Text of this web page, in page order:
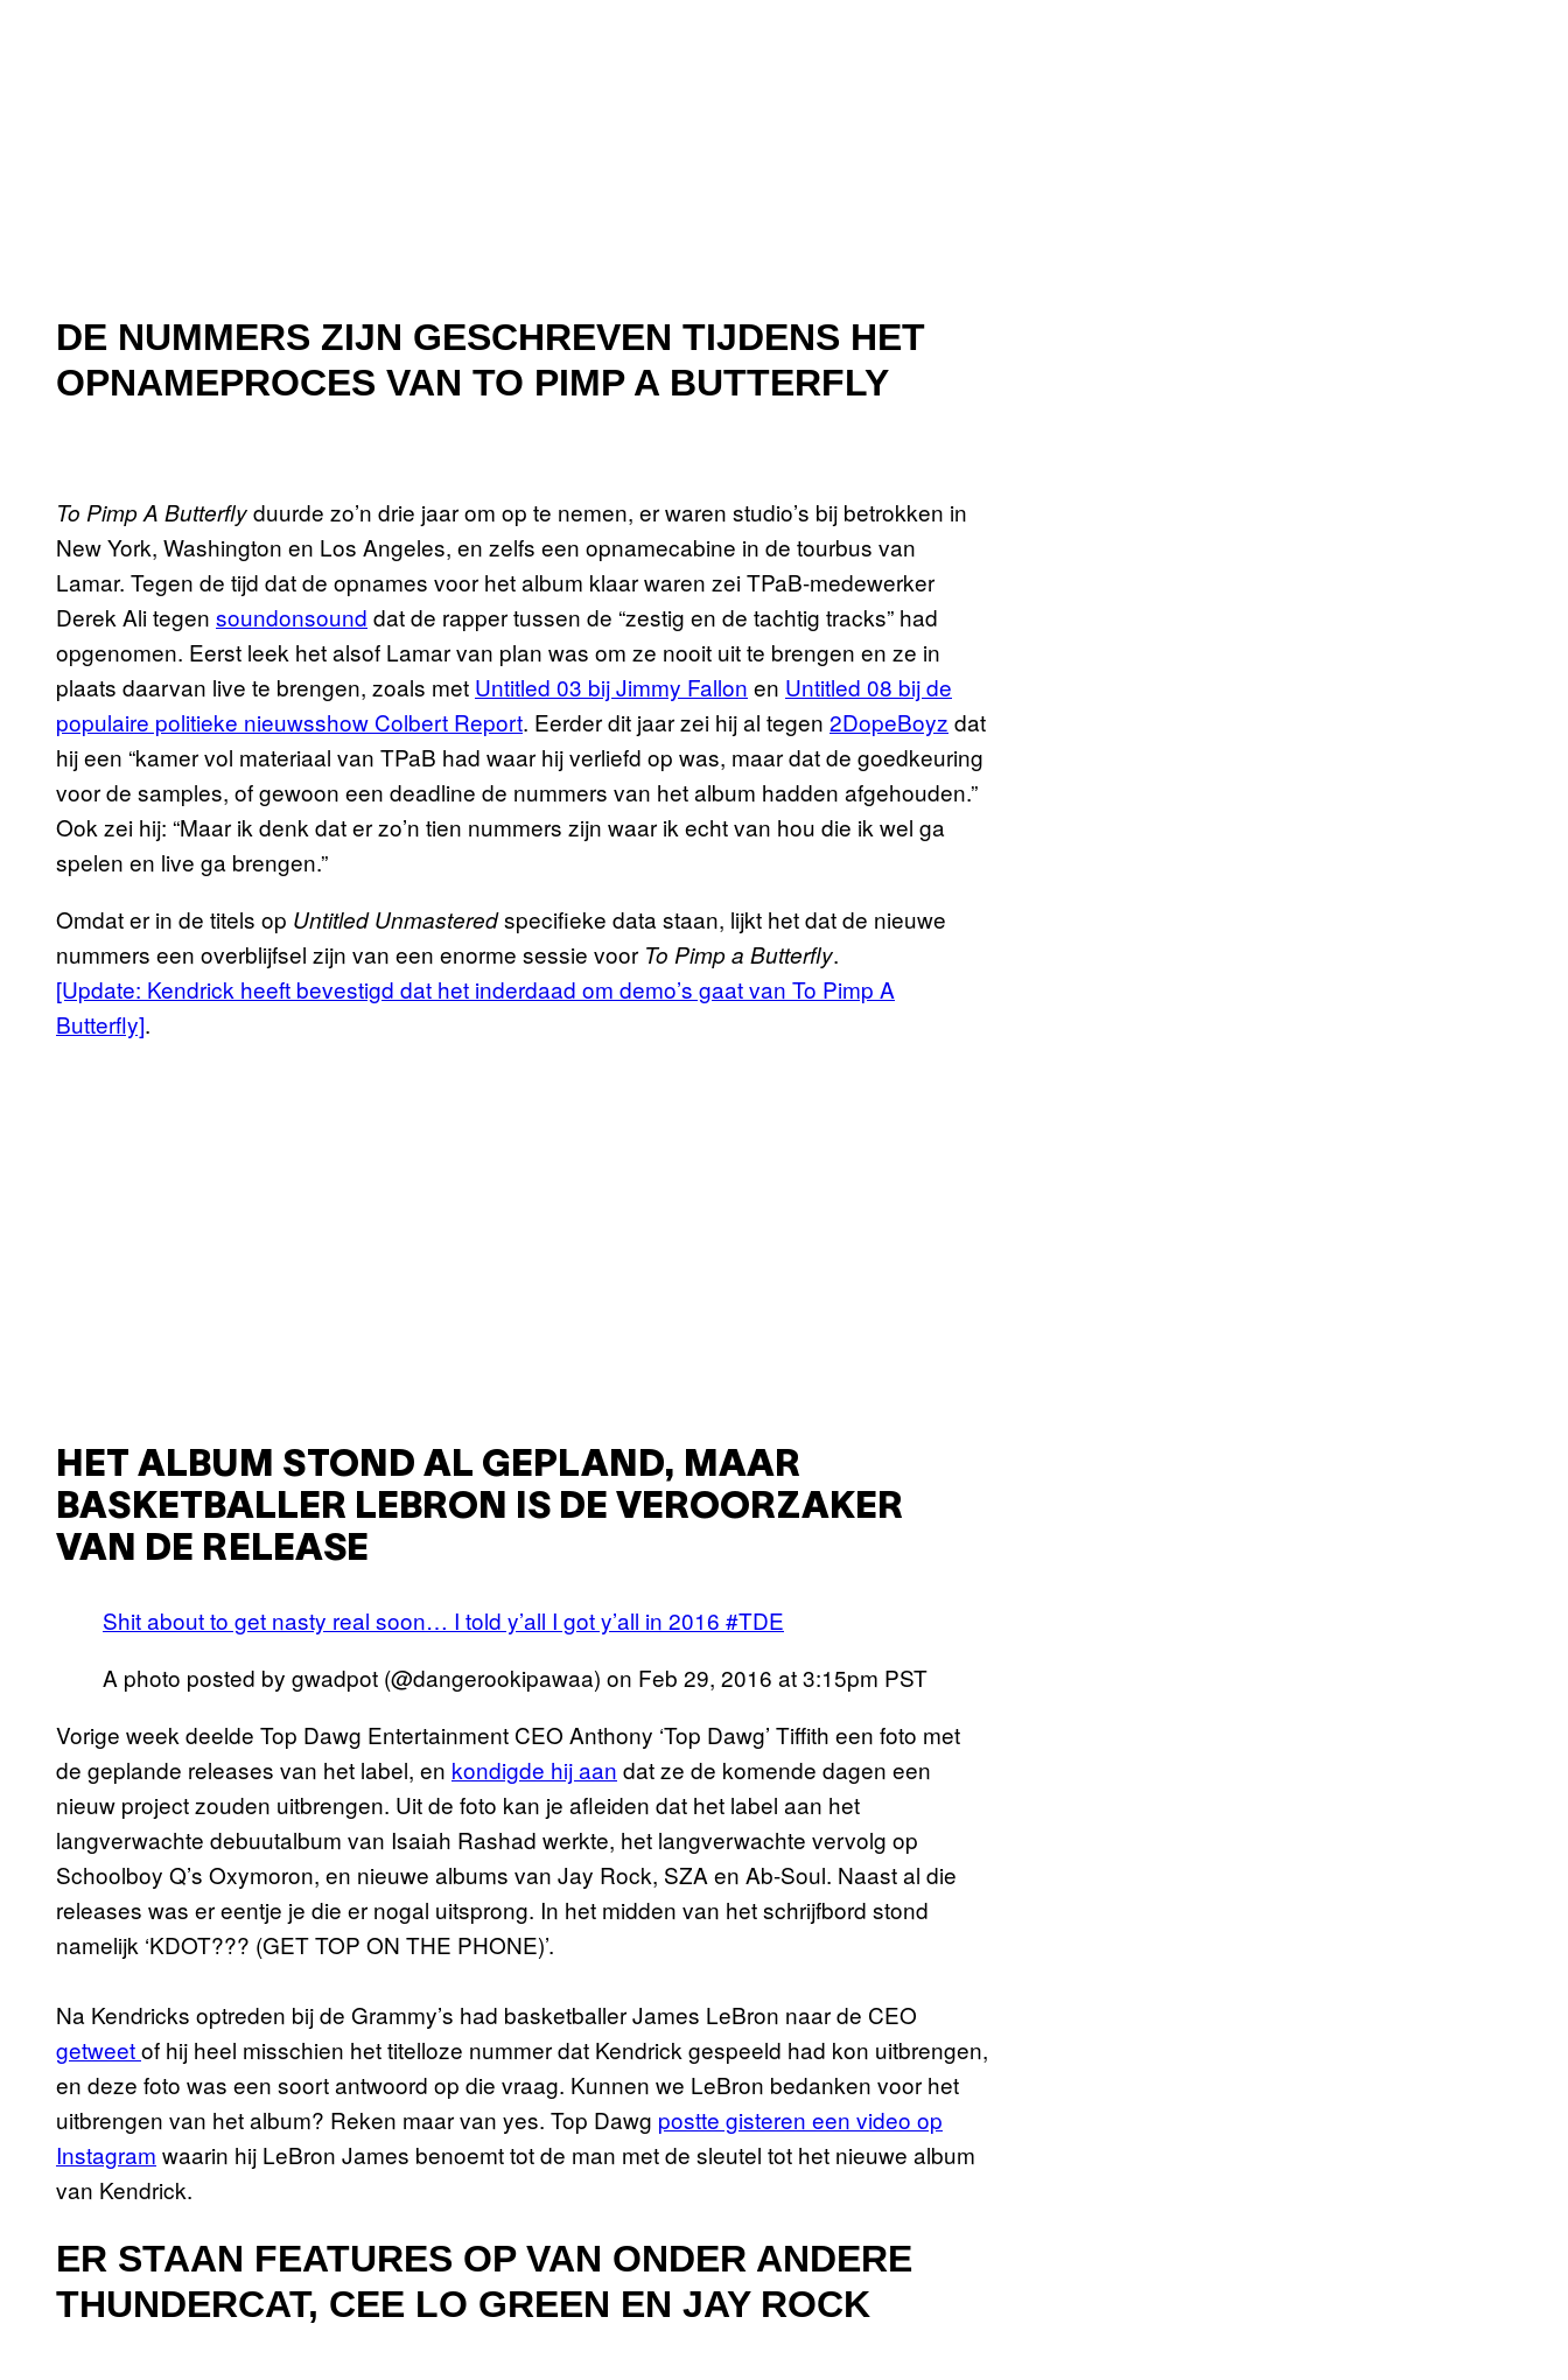
DE NUMMERS ZIJN GESCHREVEN TIJDENS HET
OPNAMEPROCES VAN TO PIMP A BUTTERFLY
To Pimp A Butterflyduurde zo’n drie jaar om op te nemen, er waren studio’s bij betrokken in
New York, Washington en Los Angeles, en zelfs een opnamecabine in de tourbus van
Lamar. Tegen de tijd dat de opnames voor het album klaar waren zei TPaB-medewerker
Derek Ali tegen soundonsound dat de rapper tussen de “zestig en de tachtig tracks” had
opgenomen. Eerst leek het alsof Lamar van plan was om ze nooit uit te brengen en ze in
plaats daarvan live te brengen, zoals met Untitled 03 bij Jimmy Fallon en Untitled 08 bij de
populaire politieke nieuwsshow Colbert Report. Eerder dit jaar zei hij al tegen 2DopeBoyz dat
hij een “kamer vol materiaal van TPaB had waar hij verliefd op was, maar dat de goedkeuring
voor de samples, of gewoon een deadline de nummers van het album hadden afgehouden.”
Ook zei hij: “Maar ik denk dat er zo’n tien nummers zijn waar ik echt van hou die ik wel ga
spelen en live ga brengen.”
Omdat er in de titels op Untitled Unmasteredspecifieke data staan, lijkt het dat de nieuwe
nummers een overblijfsel zijn van een enorme sessie voor To Pimp a Butterfly.
[Update: Kendrick heeft bevestigd dat het inderdaad om demo’s gaat van To Pimp A
Butterfly].
HET ALBUM STOND AL GEPLAND, MAAR
BASKETBALLER LEBRON IS DE VEROORZAKER
VAN DE RELEASE
Shit about to get nasty real soon… I told y’all I got y’all in 2016 #TDE
A photo posted by gwadpot (@dangerookipawaa) on Feb 29, 2016 at 3:15pm PST
Vorige week deelde Top Dawg Entertainment CEO Anthony ‘Top Dawg’ Tiffith een foto met
de geplande releases van het label, en kondigde hij aan dat ze de komende dagen een
nieuw project zouden uitbrengen. Uit de foto kan je afleiden dat het label aan het
langverwachte debuutalbum van Isaiah Rashad werkte, het langverwachte vervolg op
Schoolboy Q’s Oxymoron, en nieuwe albums van Jay Rock, SZA en Ab-Soul. Naast al die
releases was er eentje je die er nogal uitsprong. In het midden van het schrijfbord stond
namelijk ‘KDOT??? (GET TOP ON THE PHONE)’.
Na Kendricks optreden bij de Grammy’s had basketballer James LeBron naar de CEO
getweetof hij heel misschien het titelloze nummer dat Kendrick gespeeld had kon uitbrengen,
en deze foto was een soort antwoord op die vraag. Kunnen we LeBron bedanken voor het
uitbrengen van het album? Reken maar van yes. Top Dawg postte gisteren een video op
Instagram waarin hij LeBron James benoemt tot de man met de sleutel tot het nieuwe album
van Kendrick.
ER STAAN FEATURES OP VAN ONDER ANDERE
THUNDERCAT, CEE LO GREEN EN JAY ROCK